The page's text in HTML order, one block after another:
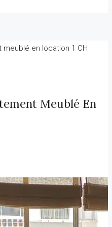
meublé en location 1 CH
Meublé En